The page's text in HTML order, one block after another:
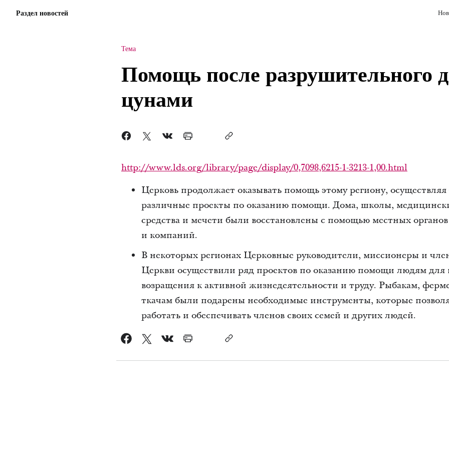
Раздел новостей
Тема
Помощь после разрушительного
цунами
http://www.lds.org/library/page/display/0,7098,6215-1-3213-1,00.html
Церковь продолжает оказывать помощь этому региону,
различные проекты по оказанию помощи. Дома, школы,
средства и мечети были восстановлены с помощью местных органов
и компаний.
В некоторых регионах Церковные руководители, миссионеры и
Церкви осуществили ряд проектов по оказанию помощи людям для
возращения к активной жизнедеятельности и труду. Рыбакам,
ткачам были подарены необходимые инструменты, которые
работать и обеспечивать членов своих семей и других людей.